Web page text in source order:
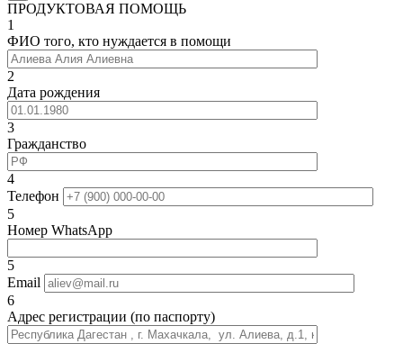
ПРОДУКТОВАЯ ПОМОЩЬ
1
ФИО того, кто нуждается в помощи
2
Дата рождения
3
Гражданство
4
Телефон
5
Номер WhatsApp
5
Email
6
Адрес регистрации (по паспорту)